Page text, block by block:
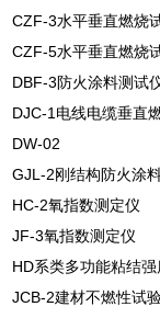
CZF-3水平垂直燃烧
CZF-5水平垂直燃烧
DBF-3防火涂料测试
DJC-1电线电缆垂直
DW-02
GJL-2刚结构防火涂
HC-2氧指数测定仪
JF-3氧指数测定仪
HD系类多功能粘结
JCB-2建材不燃性试